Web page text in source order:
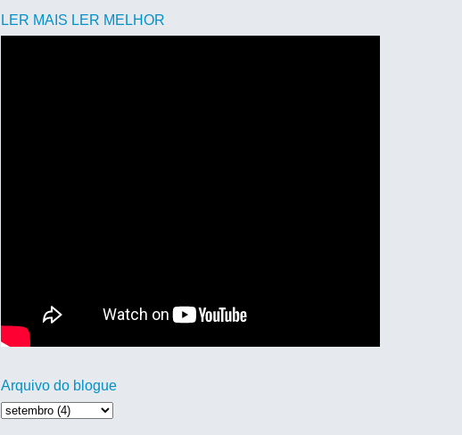
LER MAIS LER MELHOR
Arquivo do blogue